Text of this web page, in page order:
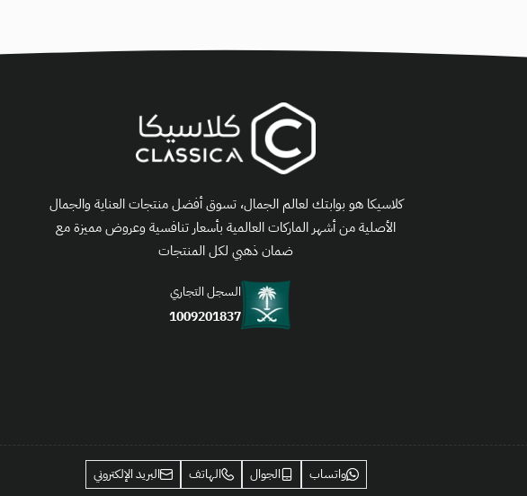
كلاسيكا هو بوابتك لعالم الجمال، تسوق أفضل منتجات العناية والجمال
الأصلية من أشهر الماركات العالمية بأسعار تنافسية وعروض مميزة مع
ضمان ذهبي لكل المنتجات
السجل التجاري
1009201837
واتساب الجوال الهاتف البريد الإلكتروني